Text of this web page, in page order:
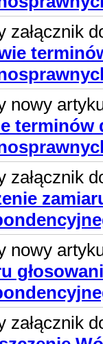
załącznik
nowy
terminów
załącznik
nowy
załącznik